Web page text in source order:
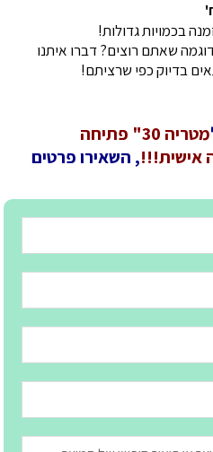
בכמויות גדולות!
שאתם רוצים? דברו איתנו
בדיוק כפי שרציתם!
מטריה 30" פתיחה
אישית!!!, השאירו פרטים